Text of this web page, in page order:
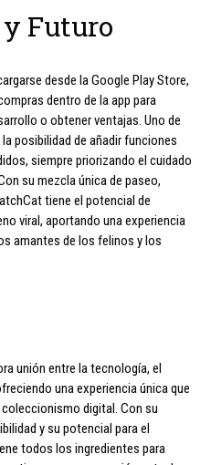
Futuro
desde la Google Play Store,
dentro de la app para
o obtener ventajas. Uno de
posibilidad de añadir funciones
siempre priorizando el cuidado
su mezcla única de paseo,
tiene el potencial de
viral, aportando una experiencia
amantes de los felinos y los
unión entre la tecnología, el
una experiencia única que
digital. Con su
y su potencial para el
todos los ingredientes para